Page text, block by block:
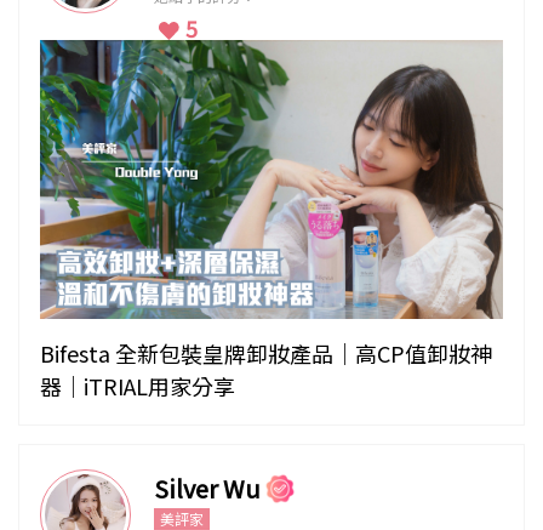
5
Bifesta 全新包裝皇牌卸妝產品｜高CP值卸妝神
器｜iTRIAL用家分享
Silver Wu
美評家